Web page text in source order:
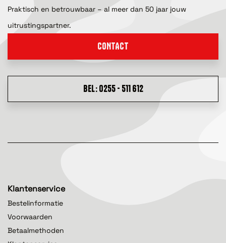
Praktisch en betrouwbaar – al meer dan 50 jaar jouw
uitrustingspartner.
CONTACT
BEL: 0255 - 511 612
Klantenservice
Bestelinformatie
Voorwaarden
Betaalmethoden